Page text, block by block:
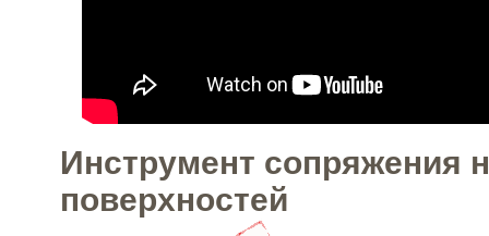
Инструмент сопряжения
поверхностей